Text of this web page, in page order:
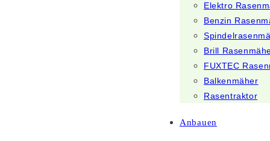
Elektro
Benzin
Brill
FUXTEC
Balkenmäher
Rasentraktor
Anbauen